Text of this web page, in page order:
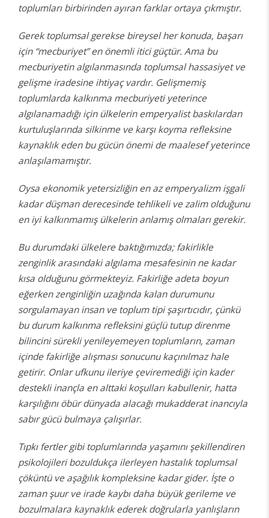
toplumları birbirinden ayıran farklar ortaya çıkmıştır.
Gerek toplumsal gerekse bireysel her konuda, başarı
için “mecburiyet” en önemli itici güçtür. Ama bu
mecburiyetin algılanmasında toplumsal hassasiyet ve
gelişme iradesine ihtiyaç vardır. Gelişmemiş
toplumlarda kalkınma mecburiyeti yeterince
algılanamadığı için ülkelerin emperyalist baskılardan
kurtuluşlarında silkinme ve karşı koyma refleksine
kaynaklık eden bu gücün önemi de maalesef yeterince
anlaşılamamıştır.
Oysa ekonomik yetersizliğin en az emperyalizm işgali
kadar düşman derecesinde tehlikeli ve zalim olduğunu
en iyi kalkınmamış ülkelerin anlamış olmaları gerekir.
Bu durumdaki ülkelere baktığımızda; fakirlikle
zenginlik arasındaki algılama mesafesinin ne kadar
kısa olduğunu görmekteyiz. Fakirliğe adeta boyun
eğerken zenginliğin uzağında kalan durumunu
sorgulamayan insan ve toplum tipi şaşırtıcıdır, çünkü
bu durum kalkınma refleksini güçlü tutup direnme
bilincini sürekli yenileyemeyen toplumların, zaman
içinde fakirliğe alışması sonucunu kaçınılmaz hale
getirir. Onlar ufkunu ileriye çeviremediği için kader
destekli inançla en alttaki koşulları kabullenir, hatta
karşılığını öbür dünyada alacağı mukadderat inancıyla
sabır gücü bulmaya çalışırlar.
Tıpkı fertler gibi toplumlarında yaşamını şekillendiren
psikolojileri bozuldukça ilerleyen hastalık toplumsal
çöküntü ve aşağılık kompleksine kadar gider. İşte o
zaman şuur ve irade kaybı daha büyük gerileme ve
bozulmalara kaynaklık ederek doğrularla yanlışların